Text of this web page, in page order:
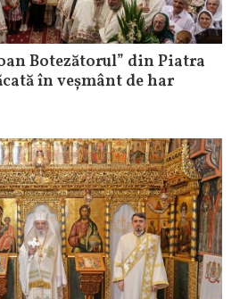
Botezătorul” din Piatra
în veșmânt de har